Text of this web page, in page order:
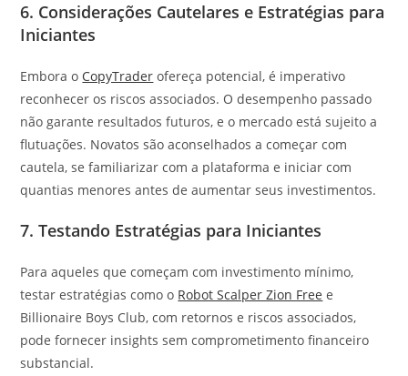
6. Considerações Cautelares e Estratégias para
Iniciantes
Embora o CopyTrader ofereça potencial, é imperativo
reconhecer os riscos associados. O desempenho passado
não garante resultados futuros, e o mercado está sujeito a
flutuações. Novatos são aconselhados a começar com
cautela, se familiarizar com a plataforma e iniciar com
quantias menores antes de aumentar seus investimentos.
7. Testando Estratégias para Iniciantes
Para aqueles que começam com investimento mínimo,
testar estratégias como o Robot Scalper Zion Free e
Billionaire Boys Club, com retornos e riscos associados,
pode fornecer insights sem comprometimento financeiro
substancial.